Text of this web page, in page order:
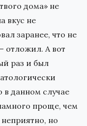
дома» не
вкус не
заранее, что не
отложил. А вот
раз и был
в данном случае
проще, чем
но